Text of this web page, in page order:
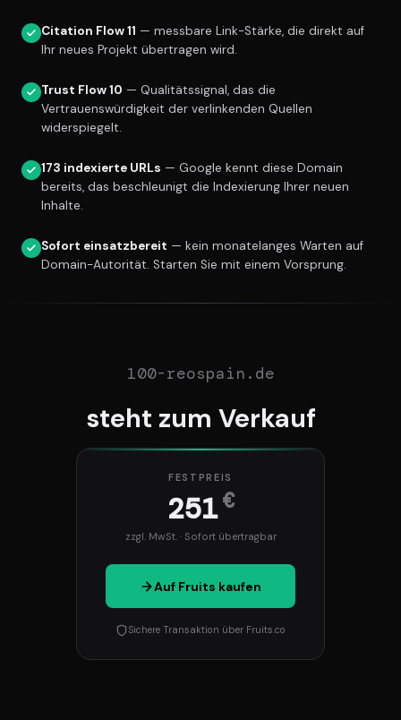
Citation Flow 11 — messbare Link-Stärke, die direkt auf
Ihr neues Projekt übertragen wird.
Trust Flow 10 — Qualitätssignal, das die
Vertrauenswürdigkeit der verlinkenden Quellen
widerspiegelt.
173 indexierte URLs — Google kennt diese Domain
bereits, das beschleunigt die Indexierung Ihrer neuen
Inhalte.
Sofort einsatzbereit — kein monatelanges Warten auf
Domain-Autorität. Starten Sie mit einem Vorsprung.
100-reospain.de
steht zum Verkauf
FESTPREIS
251€
zzgl. MwSt. · Sofort übertragbar
Auf Fruits kaufen
Sichere Transaktion über Fruits.co